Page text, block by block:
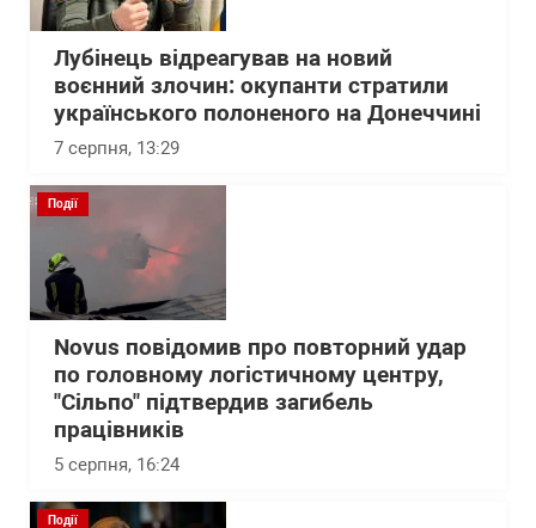
Лубінець відреагував на новий
воєнний злочин: окупанти стратили
українського полоненого на Донеччині
7 серпня, 13:29
Події
Novus повідомив про повторний удар
по головному логістичному центру,
"Сільпо" підтвердив загибель
працівників
5 серпня, 16:24
Події